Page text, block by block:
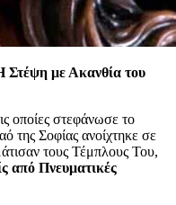
με Ακανθία του
οποίες στεφάνωσε το
της Σοφίας ανοίχτηκε σε
τους Τέμπλους Του,
από Πνευματικές